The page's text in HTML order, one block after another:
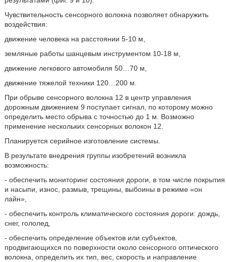
Чувствительность сенсорного волокна позволяет обнаружить
воздействия:
движение человека на расстоянии 5-10 м,
земляные работы шанцевым инструментом 10-18 м,
движение легкового автомобиля 50…70 м,
движение тяжелой техники 120…200 м.
При обрыве сенсорного волокна 12 в центр управления
дорожным движением 9 поступает сигнал, по которому можно
определить место обрыва с точностью до 1 м. Возможно
применение нескольких сенсорных волокон 12.
Планируется серийное изготовление системы.
В результате внедрения группы изобретений возникла
возможность:
- обеспечить мониторинг состояния дороги, в том числе покрытия
и насыпи, износ, размыв, трещины, выбоины в режиме «он
лайн»,
- обеспечить контроль климатического состояния дороги: дождь,
снег, гололед,
- обеспечить определение объектов или субъектов,
продвигающихся по поверхности около сенсорного оптического
волокна, определить их тип, вес, скорость и направление